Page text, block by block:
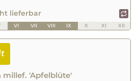
lieferbar
VI VII VIII IX X XI XII
millef. 'Apfelblüte'